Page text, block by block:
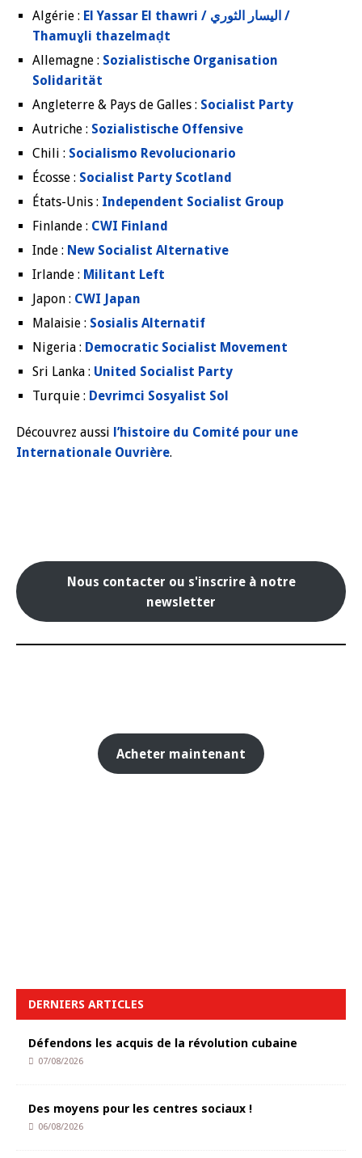
Algérie : El Yassar El thawri / اليسار الثوري /
Thamuɣli thazelmaḍt
Allemagne : Sozialistische Organisation
Solidarität
Angleterre & Pays de Galles : Socialist Party
Autriche : Sozialistische Offensive
Chili : Socialismo Revolucionario
Écosse : Socialist Party Scotland
États-Unis : Independent Socialist Group
Finlande : CWI Finland
Inde : New Socialist Alternative
Irlande : Militant Left
Japon : CWI Japan
Malaisie : Sosialis Alternatif
Nigeria : Democratic Socialist Movement
Sri Lanka : United Socialist Party
Turquie : Devrimci Sosyalist Sol
Découvrez aussi l’histoire du Comité pour une
Internationale Ouvrière.
Nous contacter ou s'inscrire à notre
newsletter
Acheter maintenant
DERNIERS ARTICLES
Défendons les acquis de la révolution cubaine
07/08/2026
Des moyens pour les centres sociaux !
06/08/2026